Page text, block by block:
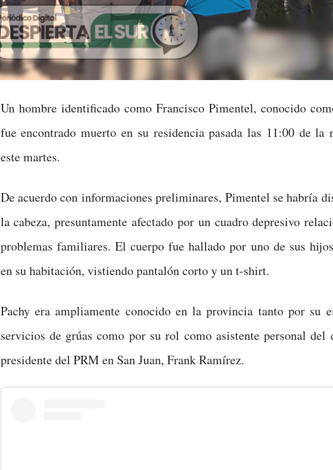
Un hombre identificado como Francisco Pimentel, conocido
fue encontrado muerto en su residencia pasada las 11:00 de la
este martes.
De acuerdo con informaciones preliminares, Pimentel se habría
la cabeza, presuntamente afectado por un cuadro depresivo
problemas familiares. El cuerpo fue hallado por uno de sus
en su habitación, vistiendo pantalón corto y un t-shirt.
Pachy era ampliamente conocido en la provincia tanto por su
servicios de grúas como por su rol como asistente personal del
presidente del PRM en San Juan, Frank Ramírez.